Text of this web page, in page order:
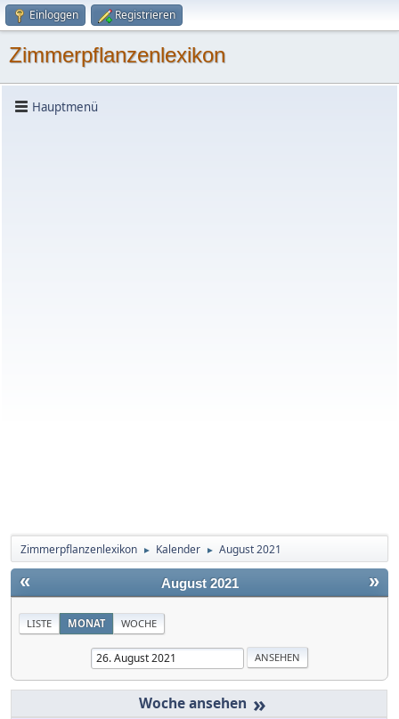
Einloggen Registrieren
Zimmerpflanzenlexikon
Hauptmenü
Zimmerpflanzenlexikon ► Kalender ► August 2021
« »
August 2021
LISTE MONAT WOCHE
»